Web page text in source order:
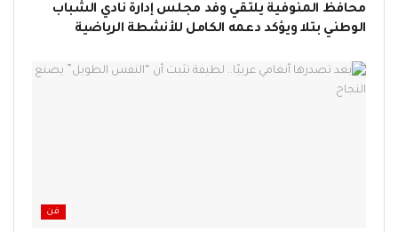
محافظ المنوفية يلتقي وفد مجلس إدارة نادي الشباب
الوطني بتلا ويؤكد دعمه الكامل للأنشطة الرياضية
فن